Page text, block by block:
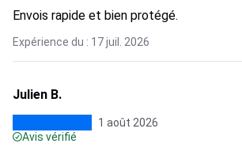
Envois rapide et bien protégé.
Expérience du : 17 juil. 2026
Julien B.
1 août 2026
Avis vérifié